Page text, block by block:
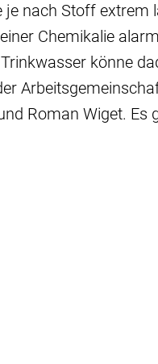
je nach Stoff extrem
Chemikalie
könne
Roman Wiget. Es